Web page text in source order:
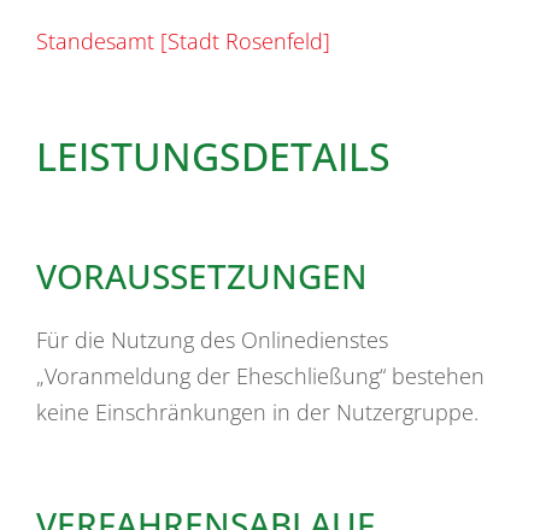
Standesamt [Stadt Rosenfeld]
LEISTUNGSDETAILS
VORAUSSETZUNGEN
Für die Nutzung des Onlinedienstes
„Voranmeldung der Eheschließung“ bestehen
keine Einschränkungen in der Nutzergruppe.